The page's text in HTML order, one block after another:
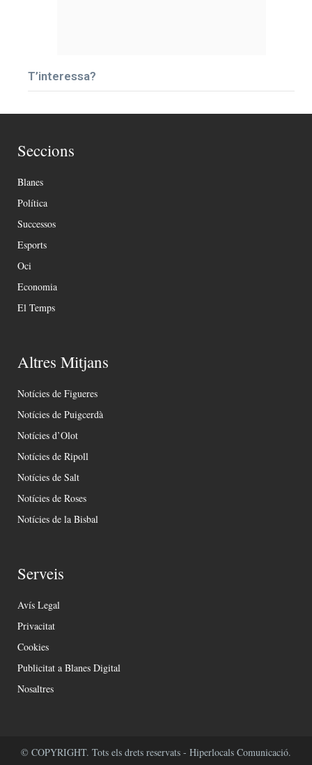
T’interessa?
Seccions
Blanes
Política
Successos
Esports
Oci
Economia
El Temps
Altres Mitjans
Notícies de Figueres
Notícies de Puigcerdà
Notícies d’Olot
Notícies de Ripoll
Notícies de Salt
Notícies de Roses
Notícies de la Bisbal
Serveis
Avís Legal
Privacitat
Cookies
Publicitat a Blanes Digital
Nosaltres
© COPYRIGHT. Tots els drets reservats - Hiperlocals Comunicació.